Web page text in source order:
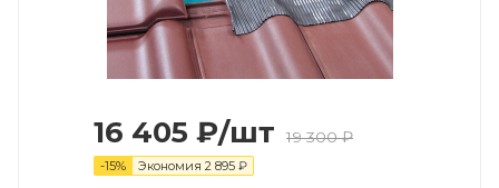
16 405 ₽/шт 19 300₽
-15% Экономия 2 895 ₽